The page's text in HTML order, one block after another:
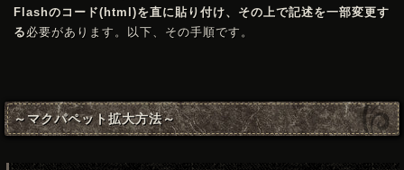
Flashのコード(html)を直に貼り付け、その上で記述を一部変更す
る 必要があります。以下、その手順です。
～マクパペット拡大方法～